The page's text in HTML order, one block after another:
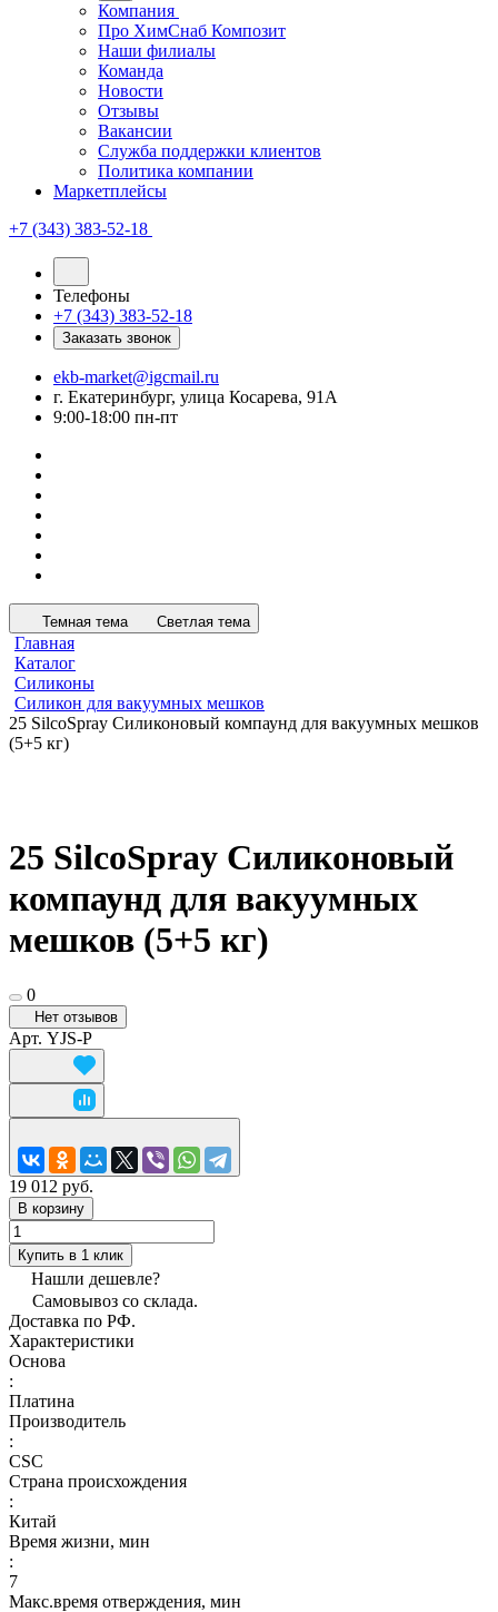
Компания
Про ХимСнаб Композит
Наши филиалы
Команда
Новости
Отзывы
Вакансии
Служба поддержки клиентов
Политика компании
Маркетплейсы
+7 (343) 383-52-18
Телефоны
+7 (343) 383-52-18
Заказать звонок
ekb-market@igcmail.ru
г. Екатеринбург, улица Косарева, 91А
9:00-18:00 пн-пт
Темная тема Светлая тема
Главная
Каталог
Силиконы
Силикон для вакуумных мешков
25 SilcoSpray Силиконовый компаунд для вакуумных мешков
(5+5 кг)
25 SilcoSpray Силиконовый
компаунд для вакуумных
мешков (5+5 кг)
0
Нет отзывов
Арт. YJS-P
19 012 руб.
В корзину
Купить в 1 клик
Нашли дешевле?
Самовывоз со склада.
Доставка по РФ.
Характеристики
Основа
:
Платина
Производитель
:
CSC
Страна происхождения
:
Китай
Время жизни, мин
:
7
Макс.время отверждения, мин